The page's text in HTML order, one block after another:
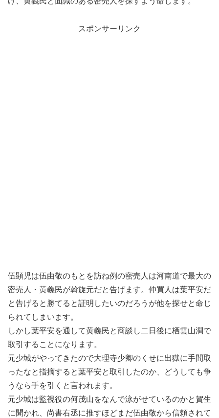
スポンサーリンク
伍顕児は伍由敬のもとを訪ね例の密売人は河南道で最大の
密売人・黄義民が斡旋元だと告げます。仲買人は葉平安だ
と告げると勝てると証明したいのだろうが他を探せと命じ
られてしまいます。
しかし葉平安を通して黄義民と商談し二日後に栖雲山澗で
取引することになります。
元少城がやってきたので大理寺少卿のくせに出獄に手間取
ったなと指摘すると葉平安と取引したのか、どうしても争
うなら手を引くと言われます。
元少城は監視役の何茂山をなんで泳がせているのかと賀生
に聞かれ、尚書右丞に推すほどまだ伍由敬から信頼されて